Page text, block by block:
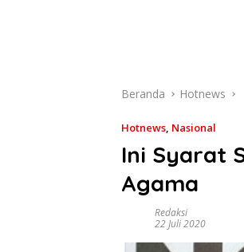
Beranda Hotnews
Hotnews, Nasional
Ini Syarat
Agama
Redaksi
22 Juli 2020